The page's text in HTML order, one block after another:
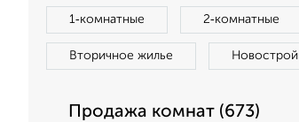
1‑комнатные 2‑комнатные
Вторичное жилье
Продажа комнат (673)